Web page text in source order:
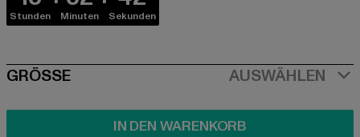
Stunden Minuten Sekunden
SIZE
GRÖSSE AUSWÄHLEN
IN DEN WARENKORB